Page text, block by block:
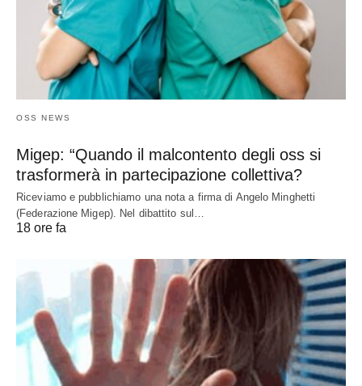
OSS NEWS
Migep: “Quando il malcontento degli oss si
trasformerà in partecipazione collettiva?
Riceviamo e pubblichiamo una nota a firma di Angelo Minghetti
(Federazione Migep). Nel dibattito sul…
18 ore fa